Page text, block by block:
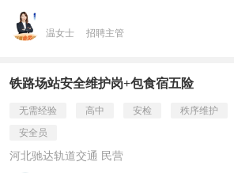
温女士 招聘主管
铁路场站安全维护岗+包食宿五险
无需经验 高中 安检 秩序维护
安全员
河北驰达轨道交通 民营